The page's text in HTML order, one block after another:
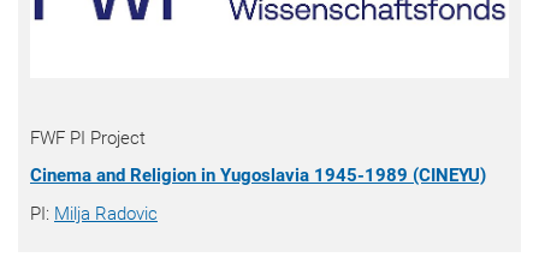
FWF PI Project
Cinema and Religion in Yugoslavia 1945-1989 (CINEYU)
PI: Milja Radovic